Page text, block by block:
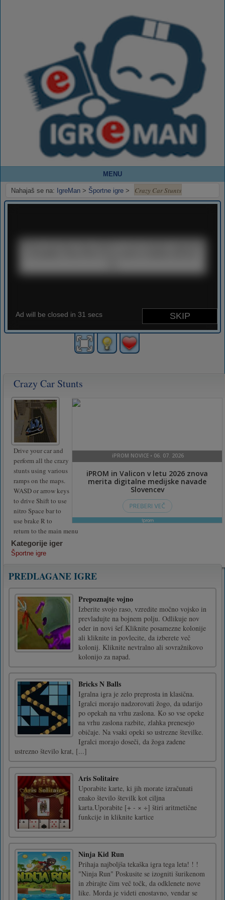
MENU
Nahajaš se na: IgreMan > Športne igre > Crazy Car Stunts
Crazy Car Stunts
Drive your car and
perform all the crazy
stunts using various
ramps on the maps.
WASD or arrow keys
to drive Shift to use
nitro Space bar to
use brake R to
return to the main menu
Kategorije iger
Športne igre
PREDLAGANE IGRE
Prepoznajte vojno
Izberite svojo raso, vzredite močno vojsko in
prevladujte na bojnem polju. Odlikuje nov
oder in novi šef.Kliknite posamezne kolonije
ali kliknite in povlecite, da izberete več
kolonij. Kliknite nevtralno ali sovražnikovo
kolonijo za napad.
Bricks N Balls
Igralna igra je zelo preprosta in klasična.
Igralci morajo nadzorovati žogo, da udarijo
po opekah na vrhu zaslona. Ko so vse opeke
na vrhu zaslona razbite, zlahka prenesejo
običaje. Na vsaki opeki so ustrezne številke.
Igralci morajo doseči, da žoga zadene
ustrezno število krat, [...]
Aris Solitaire
Uporabite karte, ki jih morate izračunati
enako število številk kot ciljna
karta.Uporabite [+ - × ÷] štiri aritmetične
funkcije in kliknite kartice
Ninja Kid Run
Prihaja najboljša tekaška igra tega leta! ! !
"Ninja Run" Poskusite se izogniti šurikenom
in zbirajte čim več točk, da odklenete nove
like. Morda je videti enostavno, vendar se